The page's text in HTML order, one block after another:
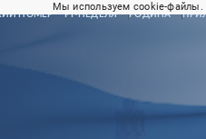
Мы используем cookie-файлы.
НОМЕР
РГ-НЕДЕЛЯ РОДИНА